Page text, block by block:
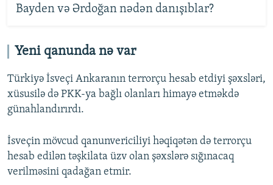
Bayden və Ərdoğan nədən danışıblar?
Yeni qanunda nə var
Türkiyə İsveçi Ankaranın terrorçu hesab etdiyi şəxsləri,
xüsusilə də PKK-ya bağlı olanları himayə etməkdə
günahlandırırdı.
İsveçin mövcud qanunvericiliyi həqiqətən də terrorçu
hesab edilən təşkilata üzv olan şəxslərə sığınacaq
verilməsini qadağan etmir.